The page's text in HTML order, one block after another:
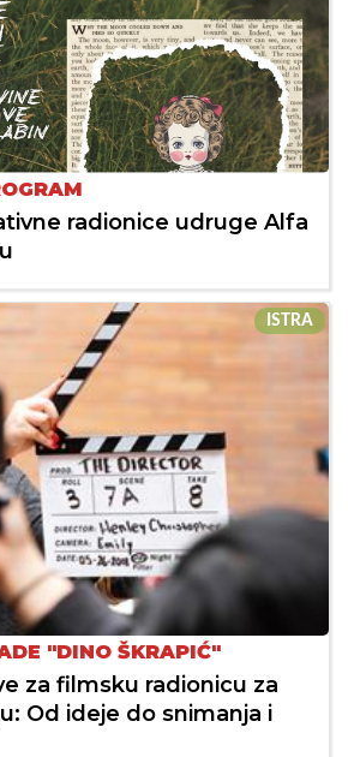
radionice udruge Alfa
ISTRA
"DINO ŠKRAPIĆ"
za filmsku radionicu za
Od ideje do snimanja i